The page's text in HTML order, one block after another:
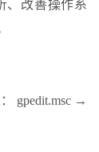
、改善操作系
gpedit.msc →